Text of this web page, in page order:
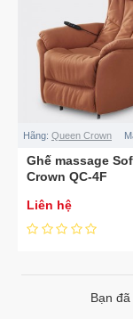
Hãng: Queen Crown
Ghế massage
Crown QC-4F
Liên hệ
Bạn